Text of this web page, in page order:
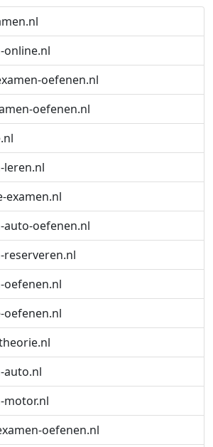
online.nl
oefenen.nl
oefenen.nl
leren.nl
examen.nl
oefenen.nl
oefenen.nl
oefenen.nl
auto.nl
motor.nl
oefenen.nl